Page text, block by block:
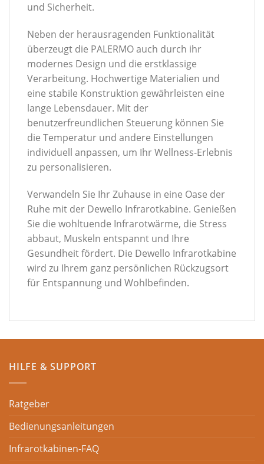
und Sicherheit.
Neben der herausragenden Funktionalität
überzeugt die PALERMO auch durch ihr
modernes Design und die erstklassige
Verarbeitung. Hochwertige Materialien und
eine stabile Konstruktion gewährleisten eine
lange Lebensdauer. Mit der
benutzerfreundlichen Steuerung können Sie
die Temperatur und andere Einstellungen
individuell anpassen, um Ihr Wellness-Erlebnis
zu personalisieren.
Verwandeln Sie Ihr Zuhause in eine Oase der
Ruhe mit der Dewello Infrarotkabine. Genießen
Sie die wohltuende Infrarotwärme, die Stress
abbaut, Muskeln entspannt und Ihre
Gesundheit fördert. Die Dewello Infrarotkabine
wird zu Ihrem ganz persönlichen Rückzugsort
für Entspannung und Wohlbefinden.
HILFE & SUPPORT
Ratgeber
Bedienungsanleitungen
Infrarotkabinen-FAQ